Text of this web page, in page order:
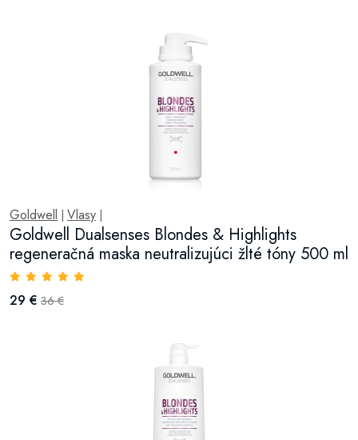
Goldwell Vlasy
Goldwell Dualsenses Blondes & Highlights
regeneračná maska neutralizujúci žlté tóny 500 ml
29 € 36 €